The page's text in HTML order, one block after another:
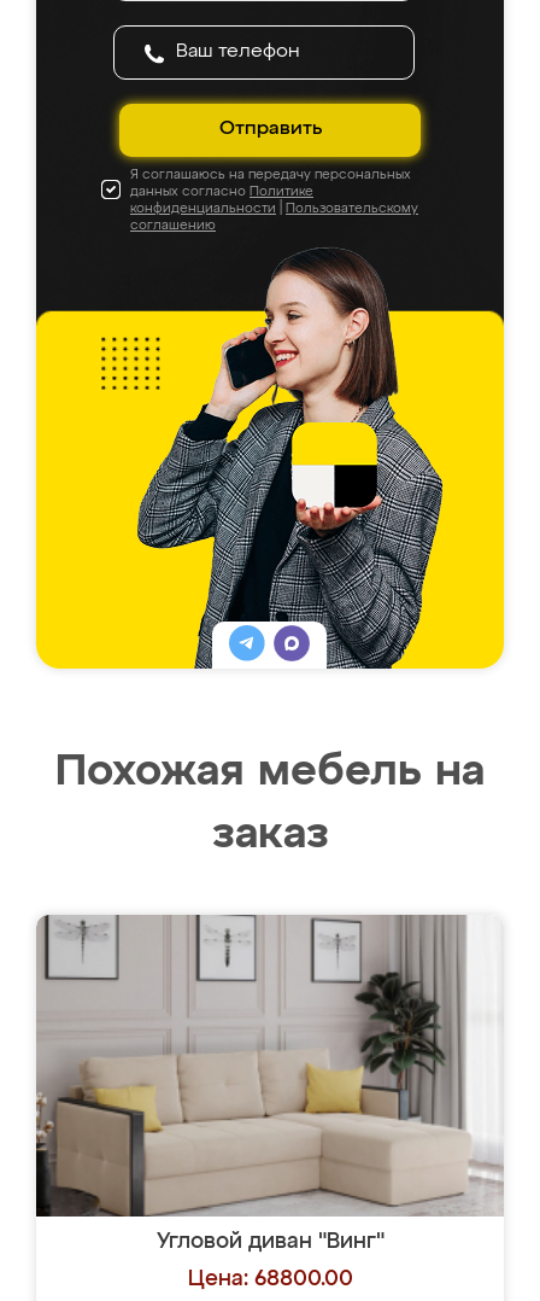
Отправить
Я соглашаюсь на передачу персональных
данных согласно Политике
конфиденциальности
Пользовательскому
соглашению
Похожая мебель на
заказ
Угловой диван "Винг"
Цена: 68800.00